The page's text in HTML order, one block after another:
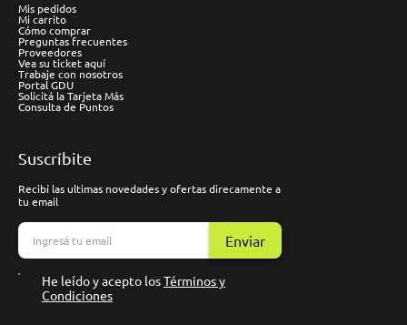
Mis pedidos
Mi carrito
Cómo comprar
Preguntas frecuentes
Proveedores
Vea su ticket aquí
Trabaje con nosotros
Portal GDU
Solicitá la Tarjeta Más
Consulta de Puntos
Suscríbite
Recibí las ultimas novedades y ofertas direcamente a
tu email
Enviar
He leído y acepto losTérminos y
Condiciones